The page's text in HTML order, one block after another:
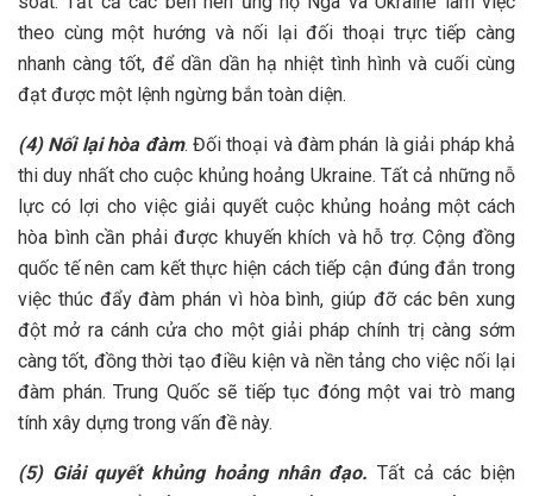
theo cùng một hướng và nối lại đối thoại trực tiếp càng
nhanh càng tốt, để dần dần hạ nhiệt tình hình và cuối cùng
đạt được một lệnh ngừng bắn toàn diện.
(4) Nối lại hòa đàm. Đối thoại và đàm phán là giải pháp khả
thi duy nhất cho cuộc khủng hoảng Ukraine. Tất cả những nỗ
lực có lợi cho việc giải quyết cuộc khủng hoảng một cách
hòa bình cần phải được khuyến khích và hỗ trợ. Cộng đồng
quốc tế nên cam kết thực hiện cách tiếp cận đúng đắn trong
việc thúc đẩy đàm phán vì hòa bình, giúp đỡ các bên xung
đột mở ra cánh cửa cho một giải pháp chính trị càng sớm
càng tốt, đồng thời tạo điều kiện và nền tảng cho việc nối lại
đàm phán. Trung Quốc sẽ tiếp tục đóng một vai trò mang
tính xây dựng trong vấn đề này.
(5) Giải quyết khủng hoảng nhân đạo. Tất cả các biện